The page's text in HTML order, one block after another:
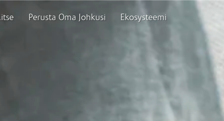
Perusta Oma Johkusi Ekosysteemi